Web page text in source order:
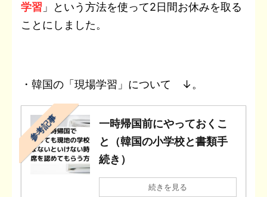
学習 」という方法を使って2日間お休みを取る
ことにしました。
・韓国の「現場学習」について ↓。
参考記事
一時帰国前にやっておくこ
と（韓国の小学校と書類手
続き）
続きを見る